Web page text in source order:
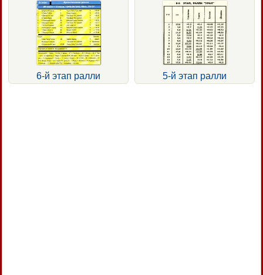
6-й этап ралли 5-й этап ралли